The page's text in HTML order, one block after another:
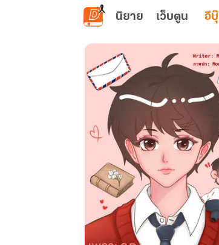
ข้ามไปยังเนื้อหาหลัก
นิยาย เว็บตูน อี